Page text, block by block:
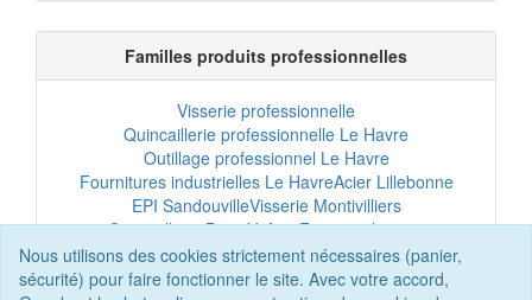
Nous utilisons des cookies strictement nécessaires (panier,
sécurité) pour faire fonctionner le site. Avec votre accord,
Familles produits professionnelles
Visserie professionnelle
Quincaillerie professionnelle Le Havre
Outillage professionnel Le Havre
Fournitures industrielles Le HavreAcier Lillebonne
EPI SandouvilleVisserie Montivilliers
Quincaillerie Port-JérômeFixation chantier
EPI professionnelOutillage maintenance
Acier professionnelTôles et bardage